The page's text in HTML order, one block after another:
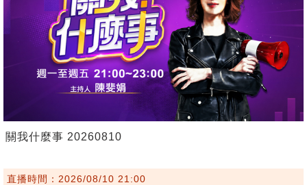
關我什麼事 20260810
直播時間：2026/08/10 21:00